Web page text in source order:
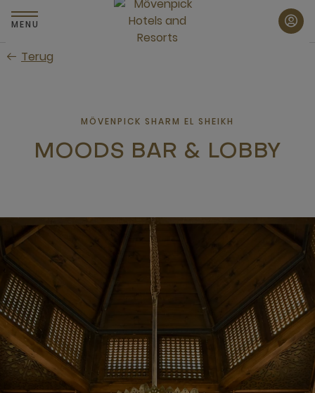
Skip
to
content
MENU
Terug
MÖVENPICK SHARM EL SHEIKH
MOODS BAR & LOBBY